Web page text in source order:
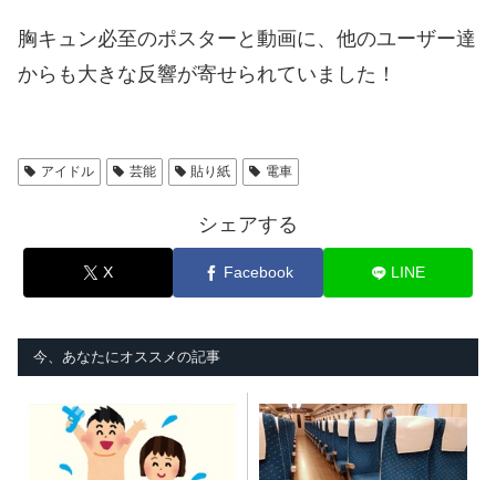
胸キュン必至のポスターと動画に、他のユーザー達
からも大きな反響が寄せられていました！
アイドル 芸能 貼り紙 電車
シェアする
X Facebook LINE
今、あなたにオススメの記事